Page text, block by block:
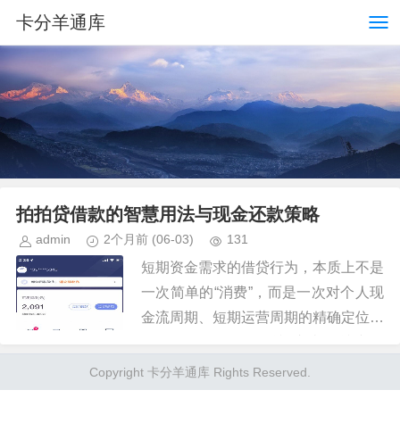
卡分羊通库
拍拍贷借款的智慧用法与现金还款策略
admin 2个月前 (06-03) 131
短期资金需求的借贷行为，本质上不是
一次简单的“消费”，而是一次对个人现
金流周期、短期运营周期的精确定位和
时，核心视角绝不应停留在“钱到手了
能用干什么”的层面，而必须转...
Copyright 卡分羊通库 Rights Reserved.